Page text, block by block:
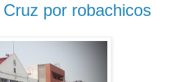
por robachicos